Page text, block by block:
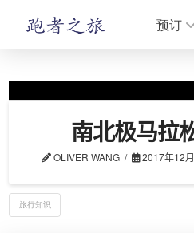
预订
南北极马拉
OLIVER WANG 2017年12
旅行知识